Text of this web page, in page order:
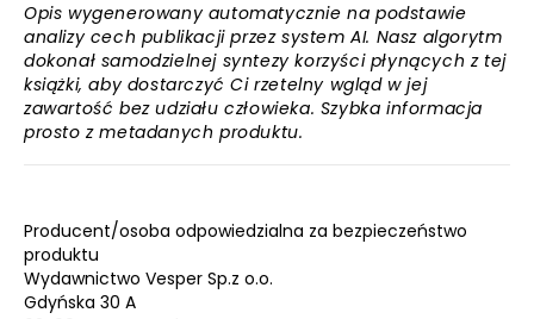
Opis wygenerowany automatycznie na podstawie
analizy cech publikacji przez system AI. Nasz algorytm
dokonał samodzielnej syntezy korzyści płynących z tej
książki, aby dostarczyć Ci rzetelny wgląd w jej
zawartość bez udziału człowieka. Szybka informacja
prosto z metadanych produktu.
Producent/osoba odpowiedzialna za bezpieczeństwo
produktu
Wydawnictwo Vesper Sp.z o.o.
Gdyńska 30 A